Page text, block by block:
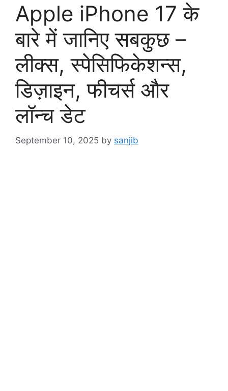
Apple iPhone 17 के
बारे में जानिए सबकुछ –
लीक्स, स्पेसिफिकेशन्स,
डिज़ाइन, फीचर्स और
लॉन्च डेट
September 10, 2025 by sanjib